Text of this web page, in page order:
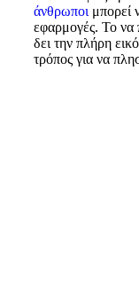
άνθρωποι μπορεί
εφαρμογές. Το να
δει την πλήρη
τρόπος για να